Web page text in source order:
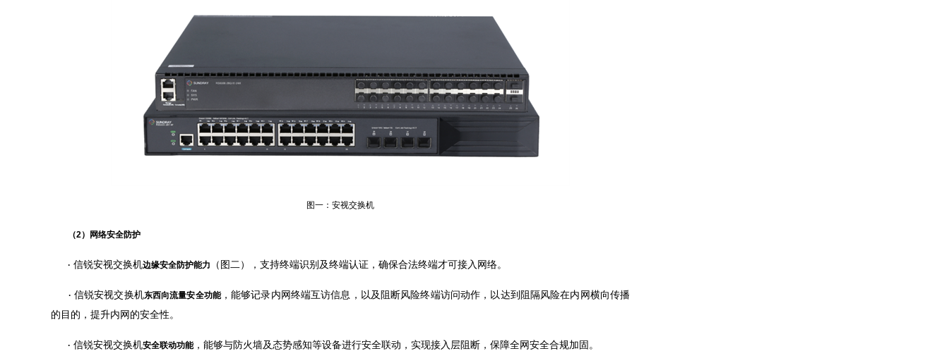
图一：安视交换机
（2）网络安全防护
· 信锐安视交换机边缘安全防护能力 （图二），支持终端识别及终端认证，确保合法终端才可接入网络。
· 信锐安视交换机东西向流量安全功能，能够记录内网终端互访信息，以及阻断风险终端访问动作，以达到阻隔风险在内网横向传播
的目的，提升内网的安全性。
· 信锐安视交换机安全联动功能，能够与防火墙及态势感知等设备进行安全联动，实现接入层阻断，保障全网安全合规加固。